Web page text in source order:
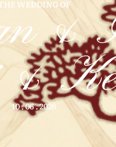
WEDDING OF&
&
10 . 06 . 2026